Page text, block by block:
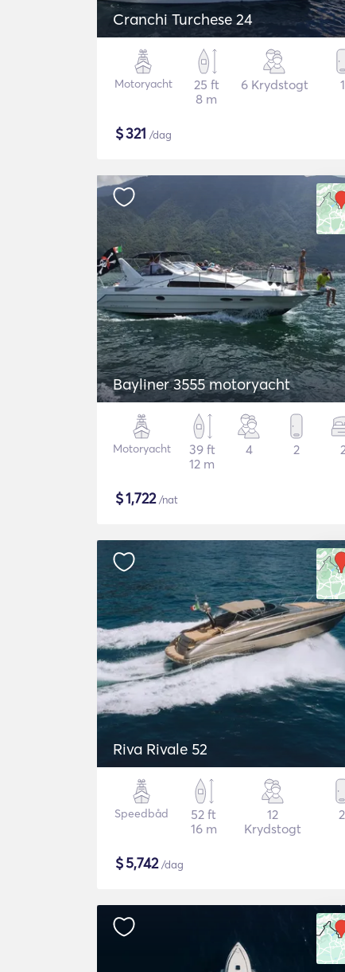
Cranchi Turchese 24
Motoryacht
25 ft
8 m
6 Krydstogt 1
$321 /dag
Bayliner 3555 motoryacht
Motoryacht
39 ft
12 m
4 2
$1,722/nat
Riva Rivale 52
Speedbåd
52 ft
16 m
12
Krydstogt
2
$5,742/dag